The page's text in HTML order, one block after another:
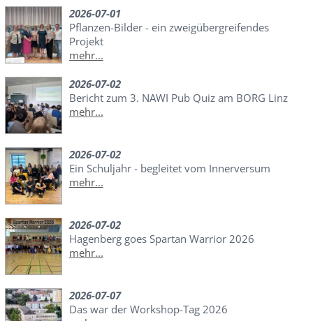
2026-07-01
Pflanzen-Bilder - ein zweigübergreifendes
Projekt
mehr...
2026-07-02
Bericht zum 3. NAWI Pub Quiz am BORG Linz
mehr...
2026-07-02
Ein Schuljahr - begleitet vom Innerversum
mehr...
2026-07-02
Hagenberg goes Spartan Warrior 2026
mehr...
2026-07-07
Das war der Workshop-Tag 2026